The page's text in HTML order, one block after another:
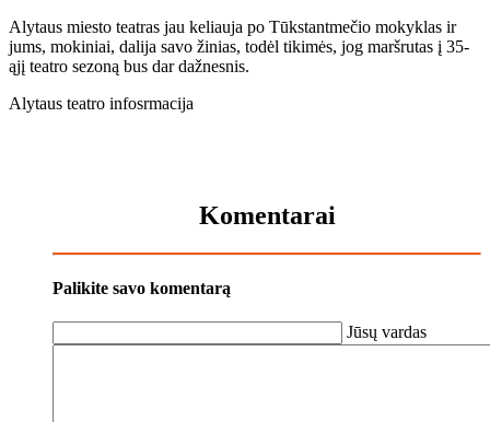
Alytaus miesto teatras jau keliauja po Tūkstantmečio mokyklas ir
jums, mokiniai, dalija savo žinias, todėl tikimės, jog maršrutas į 35-
ąjį teatro sezoną bus dar dažnesnis.
Alytaus teatro infosrmacija
Komentarai
Palikite savo komentarą
Jūsų vardas